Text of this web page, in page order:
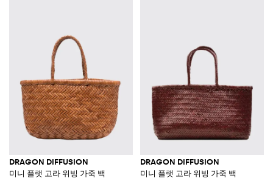
DRAGON DIFFUSION
미니 플랫 고라 위빙 가죽 백
DRAGON DIFFUSION
미니 플랫 고라 위빙 가죽 백